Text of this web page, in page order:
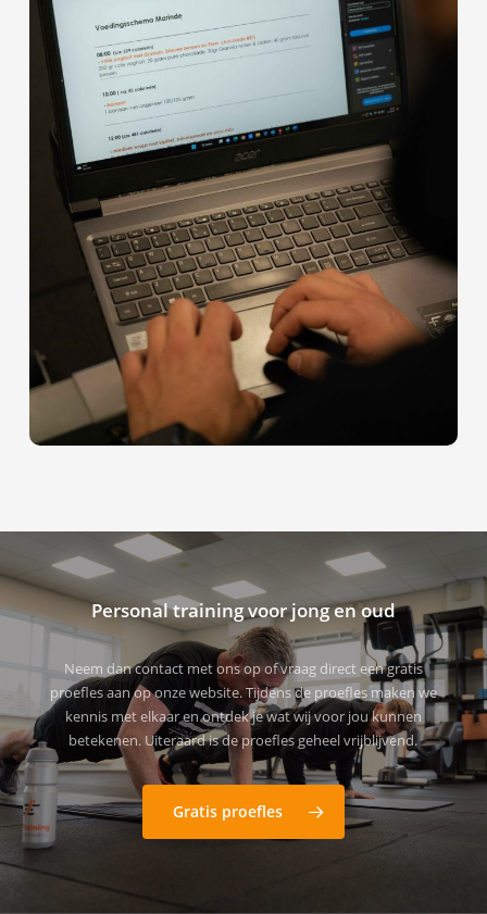
Personal training voor jong en oud
Neem dan contact met ons op of vraag direct een gratis
proefles aan op onze website. Tijdens de proefles maken we
kennis met elkaar en ontdek je wat wij voor jou kunnen
betekenen. Uiteraard is de proefles geheel vrijblijvend.
Gratis proefles